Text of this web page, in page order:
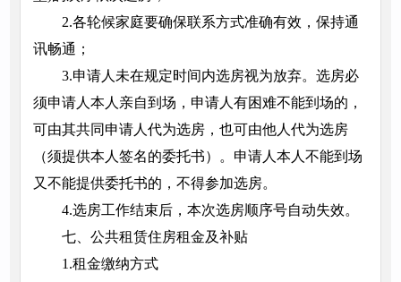
2.各轮候家庭要确保联系方式准确有效，保持通
讯畅通；
3.申请人未在规定时间内选房视为放弃。选房必
须申请人本人亲自到场，申请人有困难不能到场的，
可由其共同申请人代为选房，也可由他人代为选房
（须提供本人签名的委托书）。申请人本人不能到场
又不能提供委托书的，不得参加选房。
4.选房工作结束后，本次选房顺序号自动失效。
七、公共租赁住房租金及补贴
1.租金缴纳方式